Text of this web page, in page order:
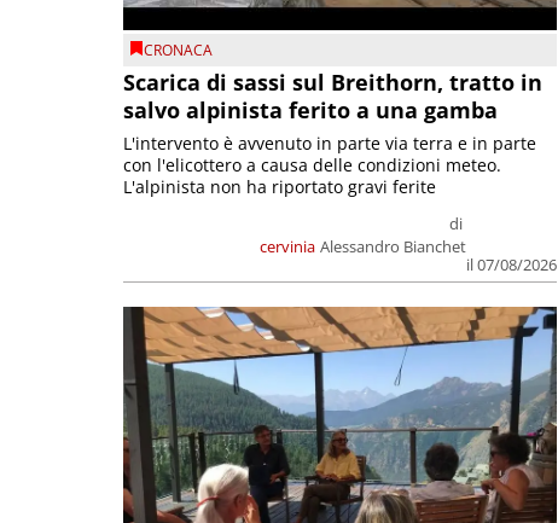
CRONACA
Scarica di sassi sul Breithorn, tratto in
salvo alpinista ferito a una gamba
cervinia
di
Alessandro Bianchet
il 07/08/2026
L'intervento è avvenuto in parte via terra e in parte
con l'elicottero a causa delle condizioni meteo.
L'alpinista non ha riportato gravi ferite